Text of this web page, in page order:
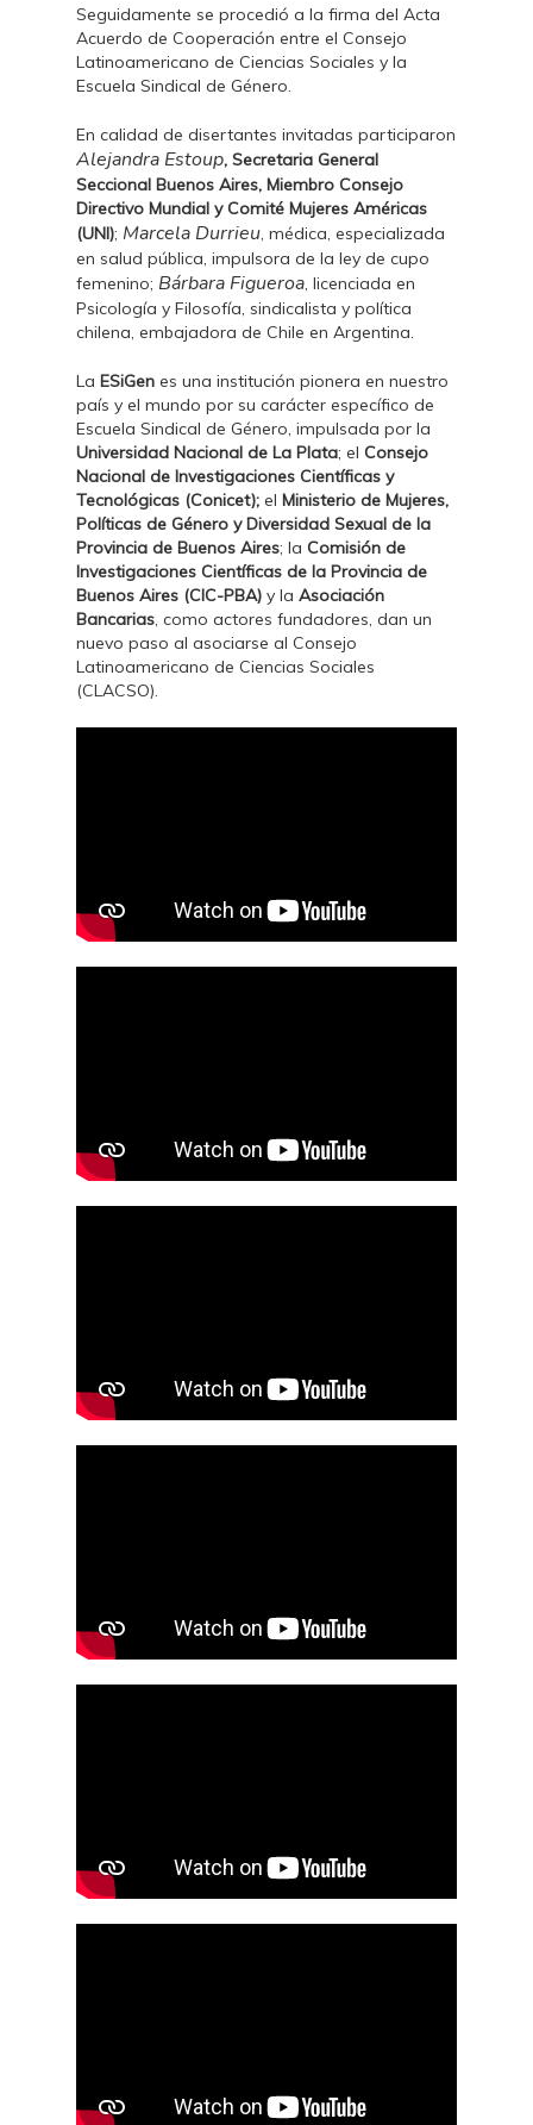
Seguidamente se procedió a la firma del Acta
Acuerdo de Cooperación entre el Consejo
Latinoamericano de Ciencias Sociales y la
Escuela Sindical de Género.
En calidad de disertantes invitadas participaron
Alejandra Estoup, Secretaria General
Seccional Buenos Aires, Miembro Consejo
Directivo Mundial y Comité Mujeres Américas
(UNI); Marcela Durrieu, médica, especializada
en salud pública, impulsora de la ley de cupo
femenino; Bárbara Figueroa, licenciada en
Psicología y Filosofía, sindicalista y política
chilena, embajadora de Chile en Argentina.
LaESiGen es una institución pionera en nuestro
país y el mundo por su carácter específico de
Escuela Sindical de Género, impulsada por la
Universidad Nacional de La Plata; elConsejo
Nacional de Investigaciones Científicas y
Tecnológicas (Conicet); elMinisterio de Mujeres,
Políticas de Género y Diversidad Sexual de la
Provincia de Buenos Aires; laComisión de
Investigaciones Científicas de la Provincia de
Buenos Aires (CIC-PBA) y laAsociación
Bancarias, como actores fundadores, dan un
nuevo paso al asociarse al Consejo
Latinoamericano de Ciencias Sociales
(CLACSO).